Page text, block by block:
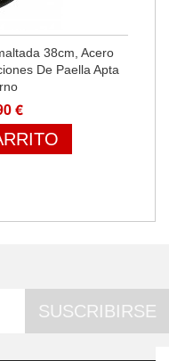
38cm, Acero
De Paella Apta
€
SUSCRIBIRSE